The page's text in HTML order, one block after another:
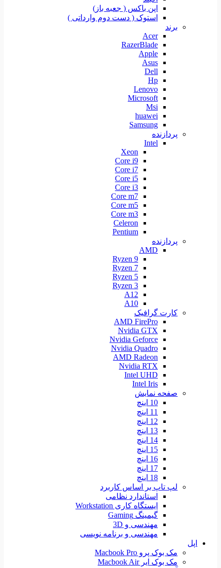
اپن باکس ( جعبه باز)
استوک ( دست دوم وارداتی )
برند
Acer
RazerBlade
Apple
Asus
Dell
Hp
Lenovo
Microsoft
Msi
huawei
Samsung
پردازنده
Intel
Xeon
Core i9
Core i7
Core i5
Core i3
Core m7
Core m5
Core m3
Celeron
Pentium
پردازنده
AMD
Ryzen 9
Ryzen 7
Ryzen 5
Ryzen 3
A12
A10
کارت گرافیک
AMD FirePro
Nvidia GTX
Nvidia Geforce
Nvidia Quadro
AMD Radeon
Nvidia RTX
Intel UHD
Intel Iris
صفحه نمایش
10 اینچ
11 اینچ
12 اینچ
13 اینچ
14 اینچ
15 اینچ
16 اینچ
17 اینچ
18 اینچ
لپ تاپ بر اساس کاربرد
استاندارد نظامی
ایستگاه کاری Workstation
گیمینگ Gaming
مهندسی و 3D
مهندسی و برنامه نویسی
اپل
مک بوک پرو Macbook Pro
مک بوک ایر Macbook Air